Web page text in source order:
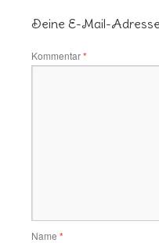
Deine E-Mail-
Kommentar*
Name *